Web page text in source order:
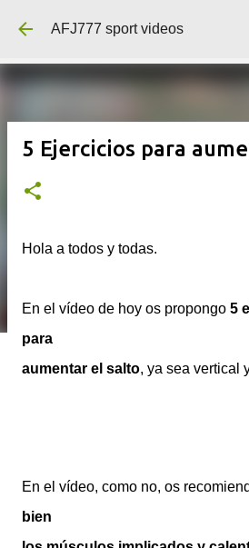
Ir al contenido
AFJ777 sport videos
5 Ejercicios para
Hola a todos y todas.
En el vídeo de hoy os propongo 5
para
aumentar el salto, ya sea vertical
En el vídeo, como no, os
bien